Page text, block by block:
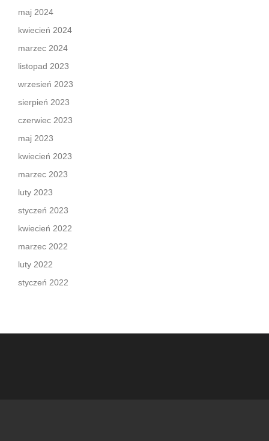
maj 2024
kwiecień 2024
marzec 2024
listopad 2023
wrzesień 2023
sierpień 2023
czerwiec 2023
maj 2023
kwiecień 2023
marzec 2023
luty 2023
styczeń 2023
kwiecień 2022
marzec 2022
luty 2022
styczeń 2022